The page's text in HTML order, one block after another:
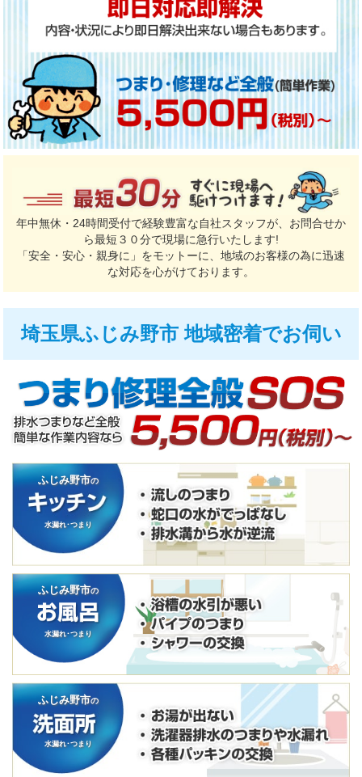
年中無休・24時間受付で経験豊富な自社スタッフが、お問合せか
ら最短３０分で現場に急行いたします!
「安全・安心・親身に」をモットーに、地域のお客様の為に迅速
な対応を心がけております。
埼玉県ふじみ野市 地域密着でお伺い
ふじみ野市の
水漏れ･つまり
ふじみ野市の
水漏れ･つまり
ふじみ野市の
水漏れ･つまり